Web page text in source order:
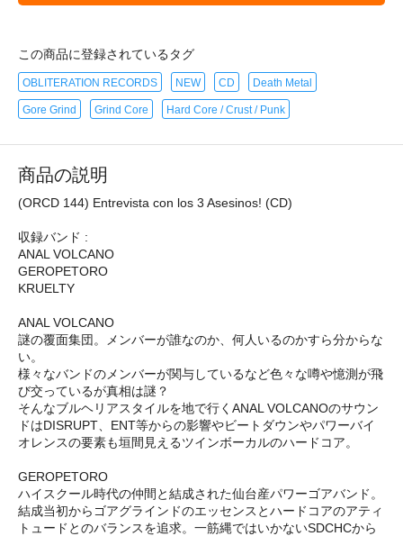
この商品に登録されているタグ
OBLITERATION RECORDS NEW CD Death Metal
Gore Grind Grind Core Hard Core / Crust / Punk
商品の説明
(ORCD 144) Entrevista con los 3 Asesinos! (CD)
収録バンド :
ANAL VOLCANO
GEROPETORO
KRUELTY
ANAL VOLCANO
謎の覆面集団。メンバーが誰なのか、何人いるのかすら分からな
い。
様々なバンドのメンバーが関与しているなど色々な噂や憶測が飛
び交っているが真相は謎？
そんなブルヘリアスタイルを地で行くANAL VOLCANOのサウン
ドはDISRUPT、ENT等からの影響やビートダウンやパワーバイ
オレンスの要素も垣間見えるツインボーカルのハードコア。
GEROPETORO
ハイスクール時代の仲間と結成された仙台産パワーゴアバンド。
結成当初からゴアグラインドのエッセンスとハードコアのアティ
トュードとのバランスを追求。一筋縄ではいかないSDCHCから